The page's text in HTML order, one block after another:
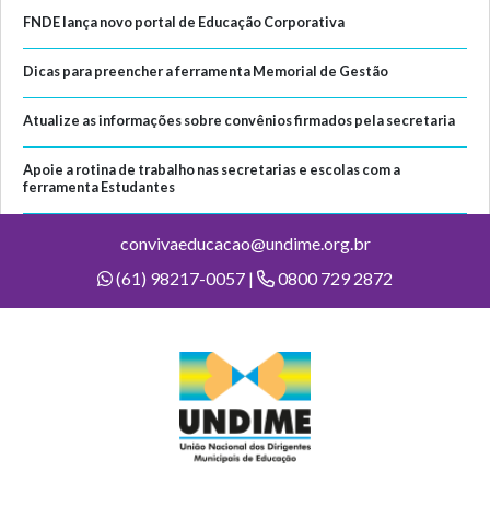
FNDE lança novo portal de Educação Corporativa
Dicas para preencher a ferramenta Memorial de Gestão
Atualize as informações sobre convênios firmados pela secretaria
Apoie a rotina de trabalho nas secretarias e escolas com a
ferramenta Estudantes
convivaeducacao@undime.org.br
(61) 98217-0057 |
0800 729 2872